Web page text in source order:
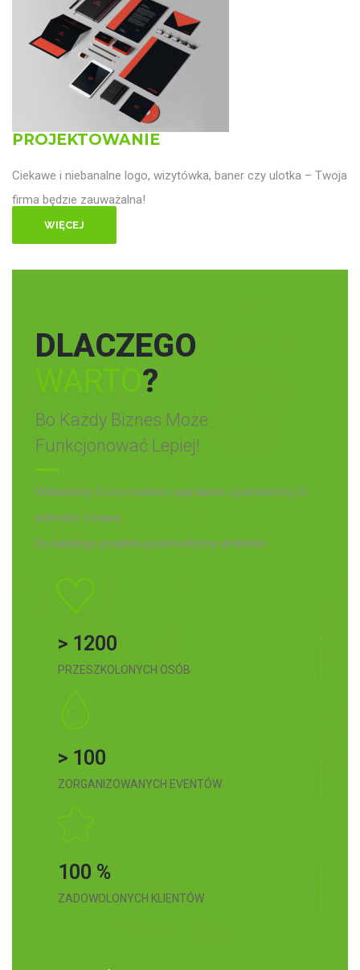
PROJEKTOWANIE
Ciekawe i niebanalne logo, wizytówka, baner czy ulotka – Twoja
firma będzie zauważalna!
WIĘCEJ
DLACZEGO
WARTO?
Bo Każdy Biznes Może
Funkcjonować Lepiej!
Wskażemy Ci co możesz usprawnić i pomożemy Ci
wdrożyć zmiany.
Do każdego projektu podchodzimy ambitnie.
> 1200
PRZESZKOLONYCH OSÓB
> 100
ZORGANIZOWANYCH EVENTÓW
100 %
ZADOWOLONYCH KLIENTÓW